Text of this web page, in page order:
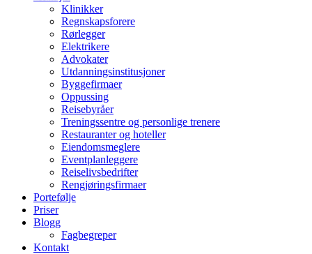
Klinikker
Regnskapsforere
Rørlegger
Elektrikere
Advokater
Utdanningsinstitusjoner
Byggefirmaer
Oppussing
Reisebyråer
Treningssentre og personlige trenere
Restauranter og hoteller
Eiendomsmeglere
Eventplanleggere
Reiselivsbedrifter
Rengjøringsfirmaer
Portefølje
Priser
Blogg
Fagbegreper
Kontakt